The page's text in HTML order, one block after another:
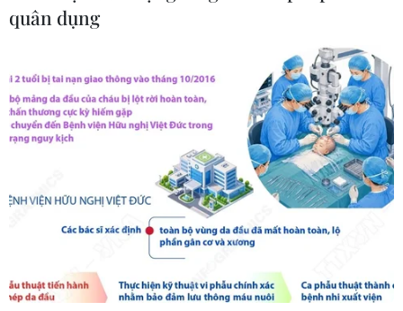
công trên Biển Đen
04/08/2026 05:54
Vì sao Google khiến Mỹ và
EU đối đầu về chủ quyền số?
04/08/2026 04:13
quân dụng